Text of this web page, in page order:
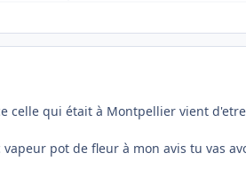
celle qui était à Montpellier vient d'etre
pot de fleur à mon avis tu vas